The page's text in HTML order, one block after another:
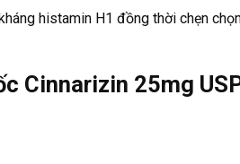
histamin H1 đồng thời chẹn
Cinnarizin 25mg